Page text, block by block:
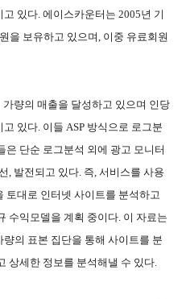
고 있다. 에이스카운터는 2005년 기
을 보유하고 있으며, 이중 유료회원
가량의 매출을 달성하고 있으며 인당
고 있다. 이들 ASP 방식으로 로그분
은 단순 로그분석 외에 광고 모니터
, 발전되고 있다. 즉, 서비스를 사용
토대로 인터넷 사이트를 분석하고
수익모델을 계획 중이다. 이 자료는
량의 표본 집단을 통해 사이트를 분
상세한 정보를 분석해낼 수 있다.